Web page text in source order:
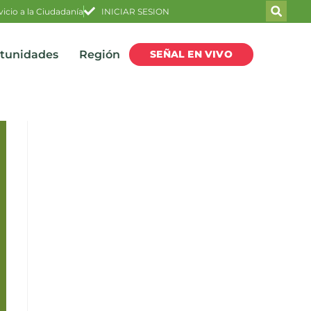
a la Ciudadanía INICIAR SESION
Región SEÑAL EN VIVO